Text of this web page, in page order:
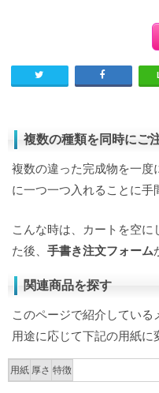
複数の種類を同時にご
複数の違った完成物を一度
に一つ一つ入れることに手
こんな時は、カートを空に
た後、 手書き注文フォーム
関連商品を探す
このページで紹介している
用途に応じて下記の用紙に
用紙 厚さ 特徴